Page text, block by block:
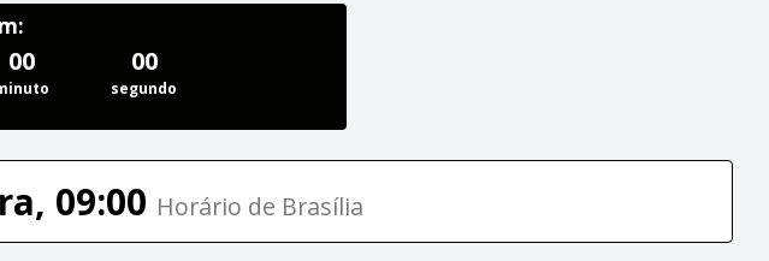
00 00
segundo
09:00 Horário de Brasília